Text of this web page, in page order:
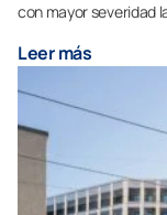
con mayor severidad
Leer más